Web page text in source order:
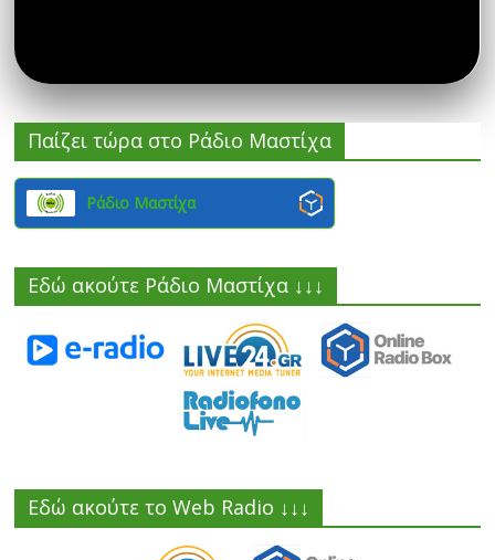
Παίζει τώρα στο Ράδιο Μαστίχα
Ράδιο Μαστίχα
Εδώ ακούτε Ράδιο Μαστίχα ↓↓↓
Εδώ ακούτε το Web Radio ↓↓↓